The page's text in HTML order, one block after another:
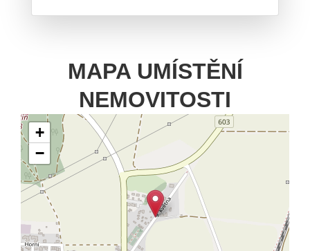
MAPA UMÍSTĚNÍ
NEMOVITOSTI
+
−